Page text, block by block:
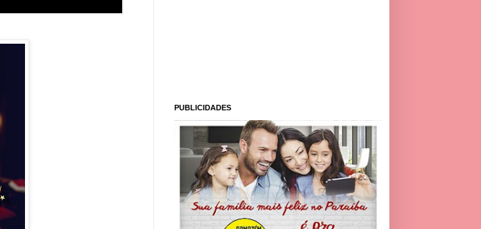
PUBLICIDADES